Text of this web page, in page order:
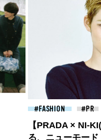
FASHION
高橋璃央と、ジ
定番、ピンクゴー